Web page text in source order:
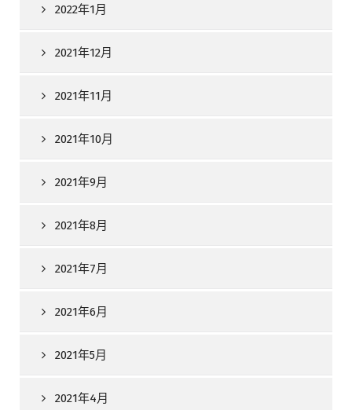
2022年1月
2021年12月
2021年11月
2021年10月
2021年9月
2021年8月
2021年7月
2021年6月
2021年5月
2021年4月